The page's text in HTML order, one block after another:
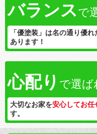
バランスで
「優塗装」は名の通り優れ
あります！
心配り で選ば
大切なお家を安心してお任
す。